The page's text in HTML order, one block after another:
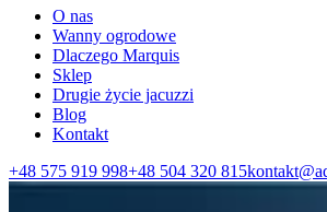
O nas
Wanny ogrodowe
Dlaczego Marquis
Sklep
Drugie życie jacuzzi
Blog
Kontakt
+48 575 919 998+48 504 320 815